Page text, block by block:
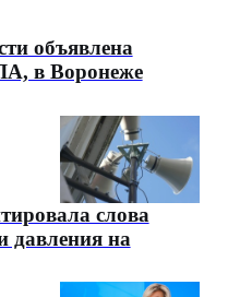
объявлена
в Воронеже
слова
давления на